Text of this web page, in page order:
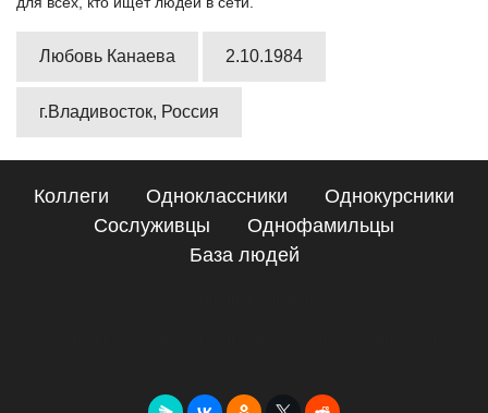
Любовь Канаева 2.10.1984
г.Владивосток, Россия
Коллеги Одноклассники
Однокурсники
Сослуживцы
Однофамильцы
База людей